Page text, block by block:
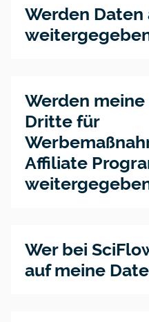
Werden
Werden meine
Dritte für
Affiliate
Wer bei
auf meine